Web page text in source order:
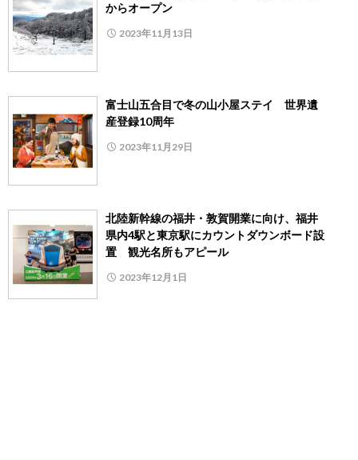
からオープン
2023年11月13日
富士山五合目で冬の山小屋ステイ 世界遺
産登録10周年
2023年11月29日
北陸新幹線の福井・敦賀開業に向け、福井
県内4駅と東京駅にカウントダウンボード設
置 観光名所もアピール
2023年12月1日